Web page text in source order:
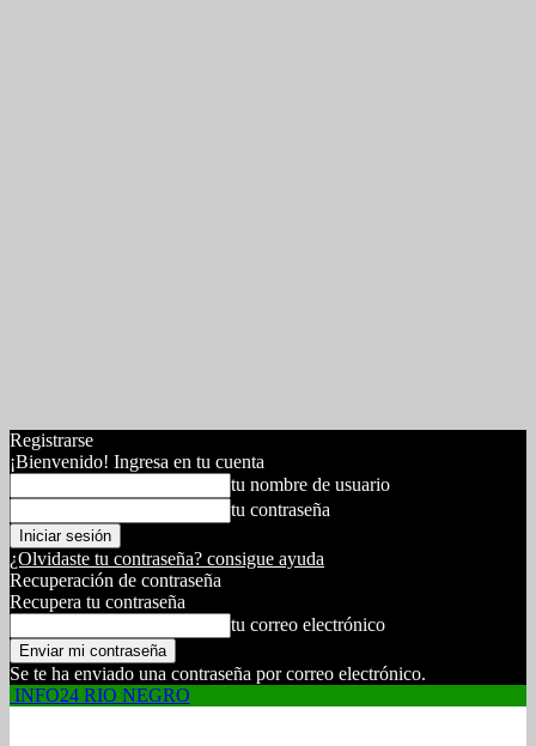
Registrarse
¡Bienvenido! Ingresa en tu cuenta
tu nombre de usuario
tu contraseña
¿Olvidaste tu contraseña? consigue ayuda
Recuperación de contraseña
Recupera tu contraseña
tu correo electrónico
Se te ha enviado una contraseña por correo electrónico.
INFO24 RIO NEGRO